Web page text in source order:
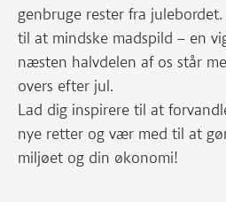
genbruge rester fra
til at mindske madspild – en
næsten halvdelen af os står
overs efter jul.
Lad dig inspirere til at
nye retter og vær med til at
miljøet og din økonomi!